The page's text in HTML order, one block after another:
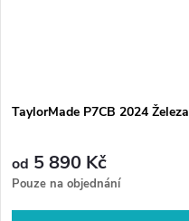
TaylorMade P7CB 2024 Železa
od 5 890 Kč
Pouze na objednání